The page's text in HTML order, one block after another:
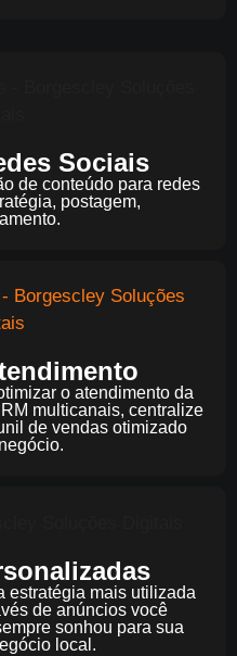
Sociais
de conteúdo para redes
postagem,
o atendimento da
multicanais, centralize
de vendas otimizado
estratégia mais utilizada
de anúncios você
sonhou para sua
local.